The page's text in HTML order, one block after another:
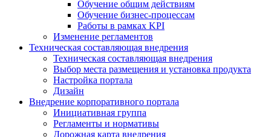
Обучение общим действиям
Обучение бизнес-процессам
Работы в рамках KPI
Изменение регламентов
Техническая составляющая внедрения
Техническая составляющая внедрения
Выбор места размещения и установка продукта
Настройка портала
Дизайн
Внедрение корпоративного портала
Инициативная группа
Регламенты и нормативы
Дорожная карта внедрения